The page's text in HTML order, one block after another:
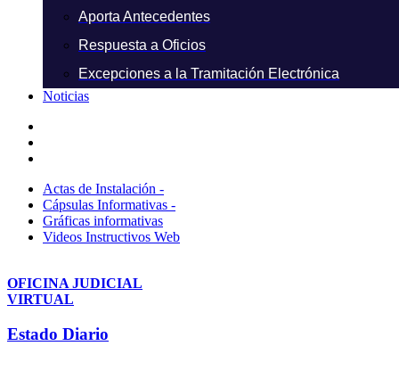
Aporta Antecedentes
Respuesta a Oficios
Excepciones a la Tramitación Electrónica
Noticias
Actas de Instalación -
Cápsulas Informativas -
Gráficas informativas
Videos Instructivos Web
OFICINA JUDICIAL
VIRTUAL
Estado Diario